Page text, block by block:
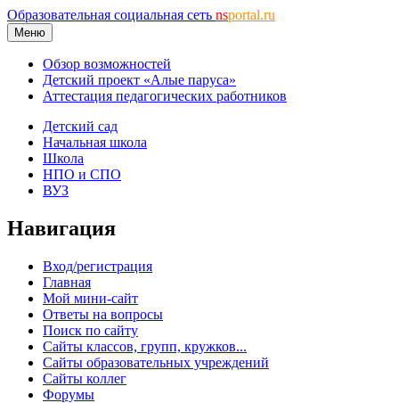
Образовательная социальная сеть nsportal.ru
Меню
Обзор возможностей
Детский проект «Алые паруса»
Аттестация педагогических работников
Детский сад
Начальная школа
Школа
НПО и СПО
ВУЗ
Навигация
Вход/регистрация
Главная
Мой мини-сайт
Ответы на вопросы
Поиск по сайту
Сайты классов, групп, кружков...
Сайты образовательных учреждений
Сайты коллег
Форумы